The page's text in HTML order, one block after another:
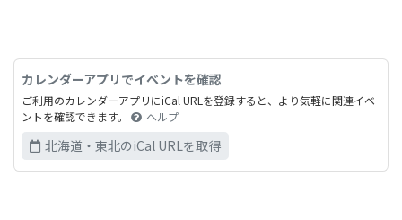
カレンダーアプリでイベントを確認
ご利用のカレンダーアプリにiCal URLを登録すると、より気軽に関連イベ
ントを確認できます。
ヘルプ
北海道・東北のiCal URLを取得